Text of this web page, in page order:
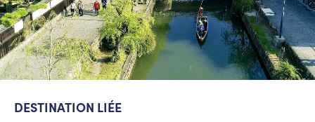
DESTINATION LIÉE